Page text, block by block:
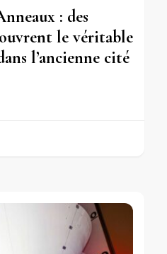
: des
le véritable
l’ancienne cité